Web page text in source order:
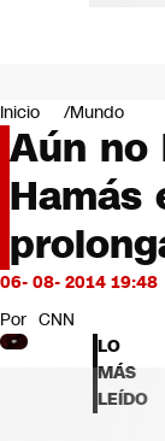
Negocios
Deportes
Programas
Cultura
Servicios
Bits
CNN tiempo
Futuro 360
Opinión
Inicio Mundo
Aún no
Hamás
06- 08- 2014 19:48
Por CNN
LO
MÁS
LEÍDO